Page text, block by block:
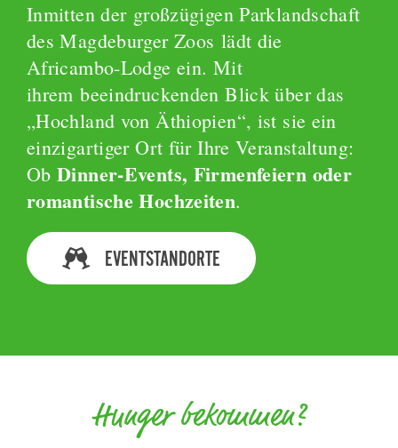
Inmitten der großzügigen Parklandschaft
des Magdeburger Zoos lädt die
Africambo-Lodge ein. Mit
ihrem beeindruckenden Blick über das
„Hochland von Äthiopien“, ist sie ein
einzigartiger Ort für Ihre Veranstaltung:
Ob Dinner-Events, Firmenfeiern oder
romantische Hochzeiten.
EVENTSTANDORTE
Hunger bekommen?